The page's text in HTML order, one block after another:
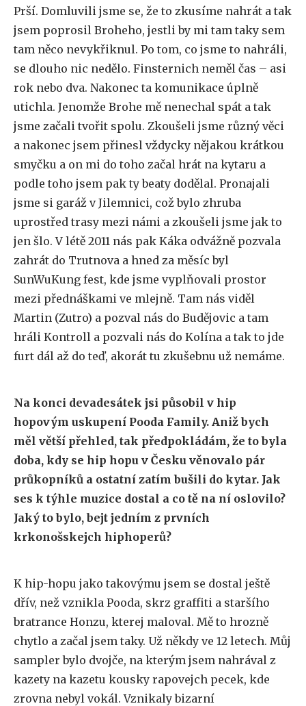
Prší. Domluvili jsme se, že to zkusíme nahrát a tak
jsem poprosil Broheho, jestli by mi tam taky sem
tam něco nevykřiknul. Po tom, co jsme to nahráli,
se dlouho nic nedělo. Finsternich neměl čas – asi
rok nebo dva. Nakonec ta komunikace úplně
utichla. Jenomže Brohe mě nenechal spát a tak
jsme začali tvořit spolu. Zkoušeli jsme různý věci
a nakonec jsem přinesl vždycky nějakou krátkou
smyčku a on mi do toho začal hrát na kytaru a
podle toho jsem pak ty beaty dodělal. Pronajali
jsme si garáž v Jilemnici, což bylo zhruba
uprostřed trasy mezi námi a zkoušeli jsme jak to
jen šlo. V létě 2011 nás pak Káka odvážně pozvala
zahrát do Trutnova a hned za měsíc byl
SunWuKung fest, kde jsme vyplňovali prostor
mezi přednáškami ve mlejně. Tam nás viděl
Martin (Zutro) a pozval nás do Budějovic a tam
hráli Kontroll a pozvali nás do Kolína a tak to jde
furt dál až do teď, akorát tu zkušebnu už nemáme.
Na konci devadesátek jsi působil v hip
hopovým uskupení Pooda Family. Aniž bych
měl větší přehled, tak předpokládám, že to byla
doba, kdy se hip hopu v Česku věnovalo pár
průkopníků a ostatní zatím bušili do kytar. Jak
ses k týhle muzice dostal a co tě na ní oslovilo?
Jaký to bylo, bejt jedním z prvních
krkonošskejch hiphoperů?
K hip-hopu jako takovýmu jsem se dostal ještě
dřív, než vznikla Pooda, skrz graffiti a staršího
bratrance Honzu, kterej maloval. Mě to hrozně
chytlo a začal jsem taky. Už někdy ve 12 letech. Můj
sampler bylo dvojče, na kterým jsem nahrával z
kazety na kazetu kousky rapovejch pecek, kde
zrovna nebyl vokál. Vznikaly bizarní